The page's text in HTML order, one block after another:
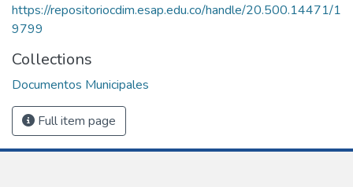
https://repositoriocdim.esap.edu.co/handle/20.500.14471/1
9799
Collections
Documentos Municipales
Full item page